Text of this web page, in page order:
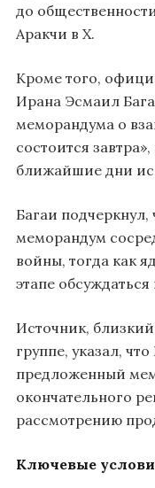
до
Аракчи в X.
Кроме того,
Ирана Эсмаил
меморандума о
состоится
ближайшие дни
Багаи
меморандум
войны, тогда как
этапе обсуждаться
Источник,
группе, указал,
предложенный
окончательного
рассмотрению
Ключевые